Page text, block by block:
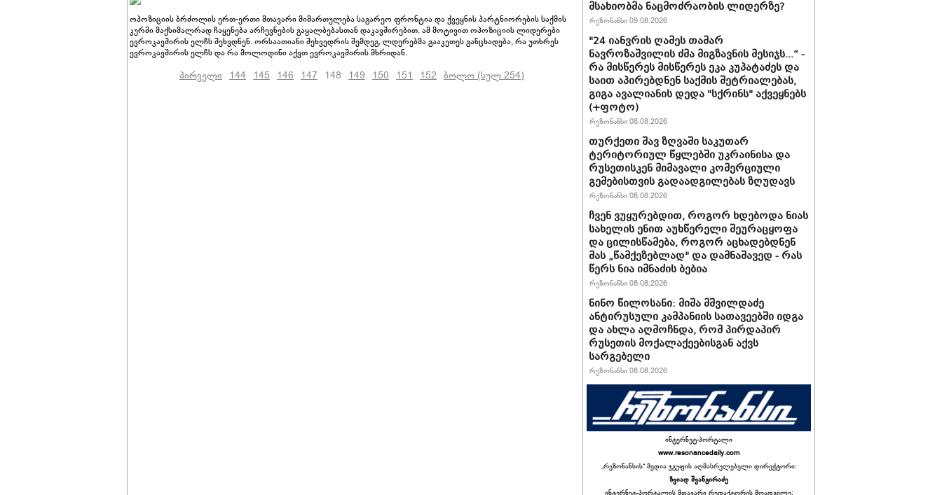
ოპოზიციის ბრძოლის ერთ-ერთი მთავარი მიმართულება საგარეო ფრონტია და ქვეყნის პარტნიორების საქმის
კურში მაქსიმალრად ჩაყენება არჩევნების გაყალბებასთან დაკავშირებით. ამ მოტივით ოპოზიციის ლიდერები
ევროკავშირის ელჩს შეხვდნენ. ორსაათიანი შეხვედრის შემდეგ, ლდერებმა გააკეთეს განცხადება, რა უთხრეს
ევროკავშირის ელჩს და რა მოლოდინი აქვთ ევროკავშირის მხრიდან.
პირველი 144 145 146 147 148 149 150 151 152 ბოლო (სულ 254)
მსახიობმა ნაცმოძრაობის ლიდერზე?
რეზონანსი 09.08.2026
"24 იანვრის ღამეს თამარ
ნავროზაშვილის ძმა მიგზავნის მესიჯს...“ -
რა მისწერეს მისწერეს ეკა კუპატაძეს და
საით აპირებდნენ საქმის შეტრიალებას,
გიგა ავალიანის დედა "სქრინს" აქვეყნებს
(+ფოტო)
რეზონანსი 08.08.2026
თურქეთი შავ ზღვაში საკუთარ
ტერიტორიულ წყლებში უკრაინისა და
რუსეთისკენ მიმავალი კომერციული
გემებისთვის გადაადგილებას ზღუდავს
რეზონანსი 08.08.2026
ჩვენ ვუყურებდით, როგორ ხდებოდა ნიას
სახელის ენით აუხწერელი შეურაცყოფა
და ცილისწამება, როგორ აცხადებდნენ
მას „წამქეზებლად" და დამნაშავედ - რას
წერს ნია იმნაძის ბებია
რეზონანსი 08.08.2026
ნინო წილოსანი: მიშა მშვილდაძე
ანტირუსული კამპანიის სათავეებში იდგა
და ახლა აღმოჩნდა, რომ პირდაპირ
რუსეთის მოქალაქეებისგან აქვს
სარგებელი
რეზონანსი 08.08.2026
ინტერნეტ-პორტალი
www.resonancedaily.com
„რეზონანსის“ მედია ჯგუფის აღმასრულებელი დირექტორი:
ზვიად შვანგირაძე
ინტერნეტ-პორტალის მთავარი რედაქტორის მოადგილე: